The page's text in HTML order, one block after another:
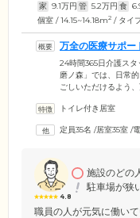
家 9.1万円 管 5.2万円 食
個室 / 14.15~14.18m2 / タイ
万全の医療サポー
24時間365日介護ス
磨ノ森」では、日常
ごしいただけるよう
することで、ご入居
管理が必要な方、人
い。
トイレ付き居室
定員35名 /居室35室 /
4.8
施設のどの
駐車場が狭
職員の人が元気に働い